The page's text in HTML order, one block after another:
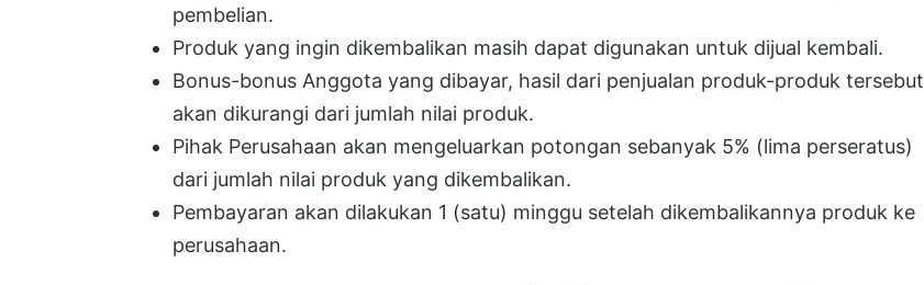
pembelian.
Produk yang ingin dikembalikan masih dapat digunakan untuk dijual kembali.
Bonus-bonus Anggota yang dibayar, hasil dari penjualan produk-produk tersebut
akan dikurangi dari jumlah nilai produk.
Pihak Perusahaan akan mengeluarkan potongan sebanyak 5% (lima perseratus)
dari jumlah nilai produk yang dikembalikan.
Pembayaran akan dilakukan 1 (satu) minggu setelah dikembalikannya produk ke
perusahaan.